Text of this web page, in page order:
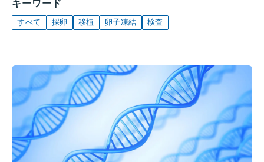
キーワード
すべて 採卵 移植 卵子凍結 検査